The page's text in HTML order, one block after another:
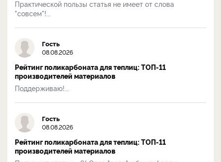
Практической пользы статья не имеет от слова
"совсем"!...
Гость
08.08.2026
Рейтинг поликарбоната для теплиц: ТОП-11
производителей материалов
Поддерживаю!...
Гость
08.08.2026
Рейтинг поликарбоната для теплиц: ТОП-11
производителей материалов